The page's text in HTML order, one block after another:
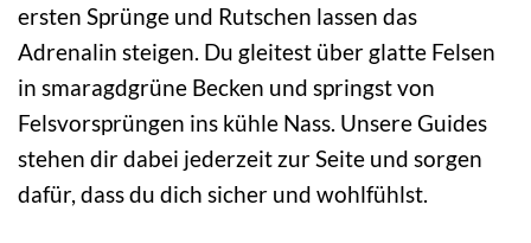
ersten Sprünge und Rutschen lassen das
Adrenalin steigen. Du gleitest über glatte Felsen
in smaragdgrüne Becken und springst von
Felsvorsprüngen ins kühle Nass. Unsere Guides
stehen dir dabei jederzeit zur Seite und sorgen
dafür, dass du dich sicher und wohlfühlst.